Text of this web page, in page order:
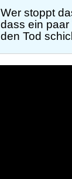
Wer stoppt
dass ein
den Tod